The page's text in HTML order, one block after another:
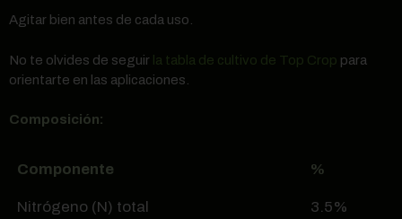
Agitar bien antes de cada uso.
No te olvides de seguir la tabla de cultivo de Top Crop para
orientarte en las aplicaciones.
Composición:
Componente %
Nitrógeno (N) total 3.5%